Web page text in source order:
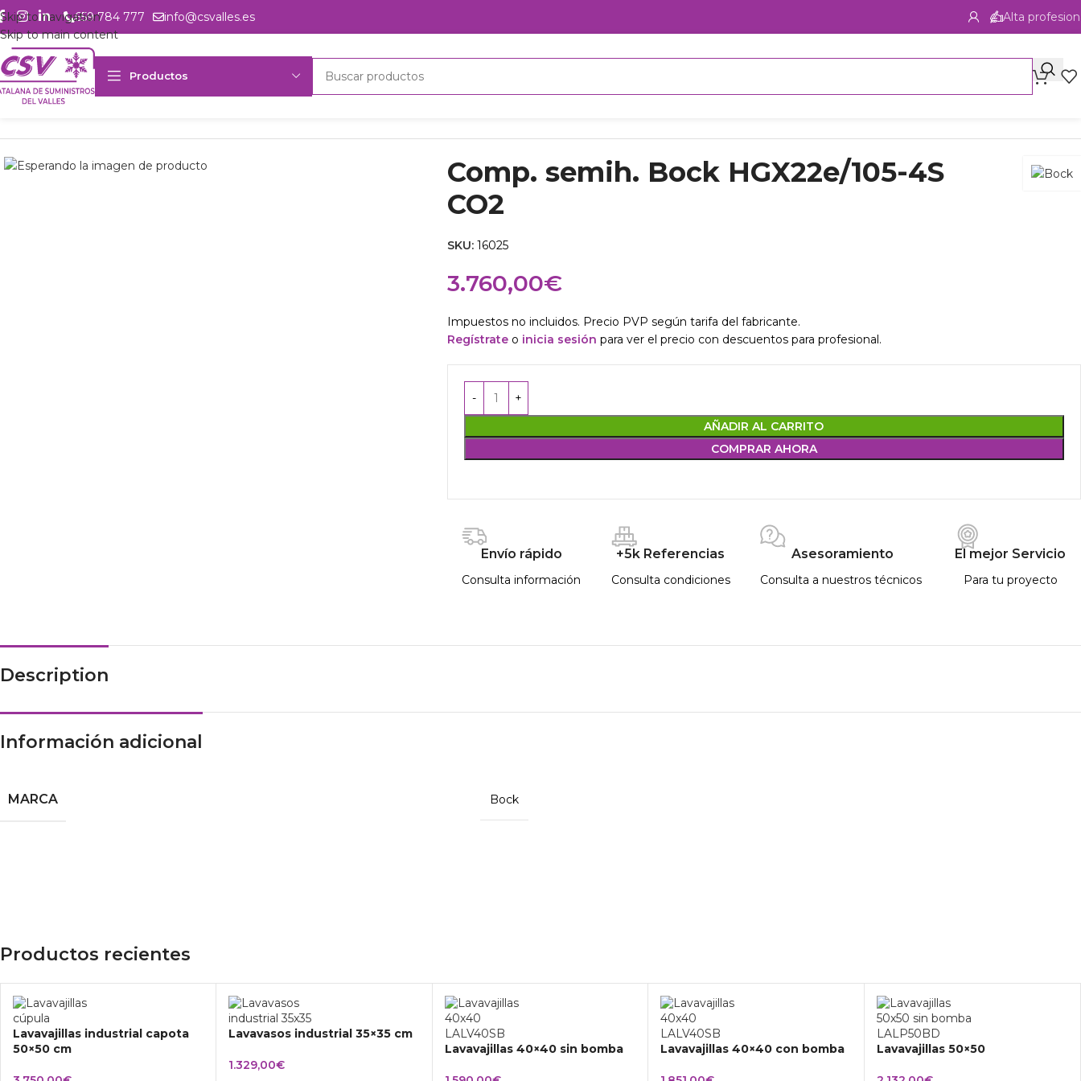
Skip to navigation
Skip to main content
659 784 777 info@csvalles.es Alta
Productos
Inicio Productos
Comp. semih. Bock HGX22e/105-4S
CO2
SKU: 16025
3.760,00€
Impuestos no incluidos. Precio PVP según tarifa del fabricante.
Regístrateo inicia sesión para ver el precio con descuentos para profesional.
AÑADIR AL CARRITO
COMPRAR AHORA
Envío rápido
Consulta información
+5k Referencias
Consulta condiciones
Asesoramiento
Consulta a nuestros técnicos
El mejor Servicio
Para tu proyecto
Description
Información adicional
MARCA Bock
Productos recientes
Lavavajillas industrial capota
50×50 cm
Lavavasos industrial 35×35 cm
1.329,00€
Lavavajillas 40×40 sin bomba Lavavajillas 40×40 con bomba Lavavajillas 50×50